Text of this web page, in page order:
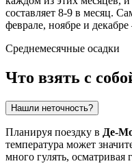
составляет 8-9 в месяц.
феврале, ноябре и
Среднемесячные осадки
Что взять с
Нашли неточность?
Планируя поездку в Де-
температура может
много гулять,